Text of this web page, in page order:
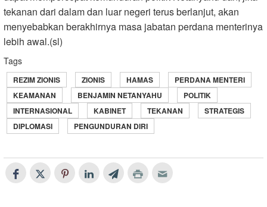
tekanan dari dalam dan luar negeri terus berlanjut, akan
menyebabkan berakhirnya masa jabatan perdana menterinya
lebih awal.(sl)
Tags
REZIM ZIONIS ZIONIS HAMAS
PERDANA MENTERI
KEAMANAN
BENJAMIN NETANYAHU
POLITIK
INTERNASIONAL
KABINET TEKANAN
STRATEGIS
DIPLOMASI
PENGUNDURAN DIRI